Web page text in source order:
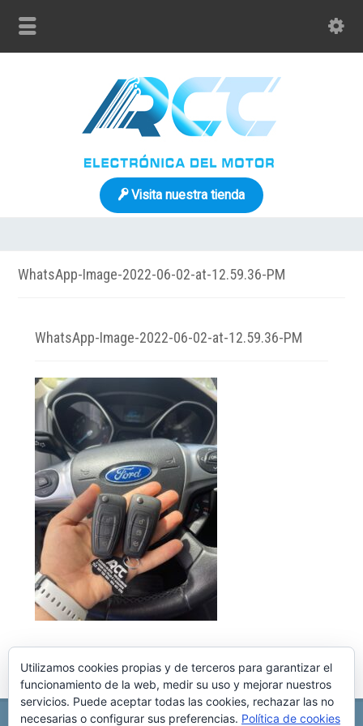
Visita nuestra tienda
WhatsApp-Image-2022-06-02-at-12.59.36-PM
WhatsApp-Image-2022-06-02-at-12.59.36-PM
Utilizamos cookies propias y de terceros para garantizar el
funcionamiento de la web, medir su uso y mejorar nuestros
servicios. Puede aceptar todas las cookies, rechazar las no
necesarias o configurar sus preferencias. Política de cookies